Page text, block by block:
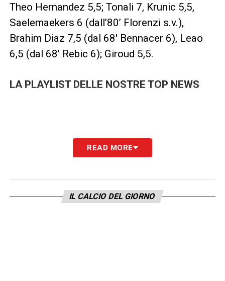
Theo Hernandez 5,5; Tonali 7, Krunic 5,5,
Saelemaekers 6 (dall’80’ Florenzi s.v.),
Brahim Diaz 7,5 (dal 68′ Bennacer 6), Leao
6,5 (dal 68′ Rebic 6); Giroud 5,5.
LA PLAYLIST DELLE NOSTRE TOP NEWS
READ MORE
IL CALCIO DEL GIORNO